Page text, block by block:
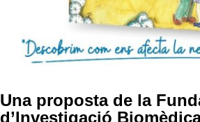
Una proposta de la
d’Investigació